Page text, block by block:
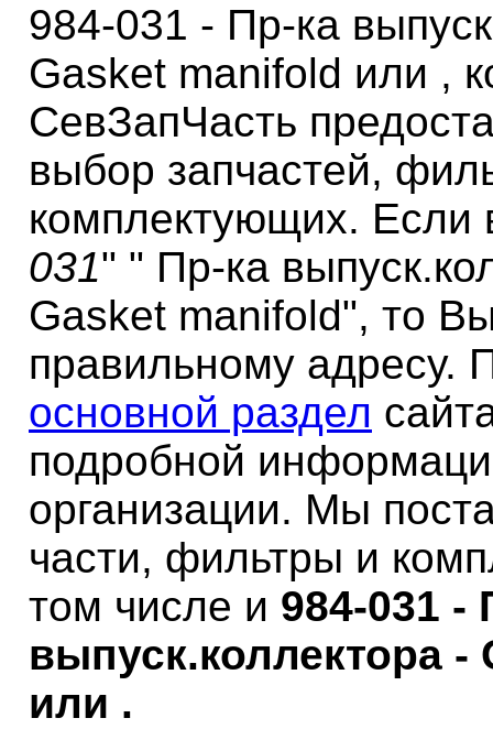
984-031 - Пр-ка
Gasket manifold или ,
СевЗапЧасть
выбор запчастей,
комплектующих. Если
031" " Пр-ка
Gasket manifold", то
правильному адресу.
основной раздел
подробной
организации. Мы
части, фильтры и
том числе и 984-031 -
выпуск.коллектора
или .